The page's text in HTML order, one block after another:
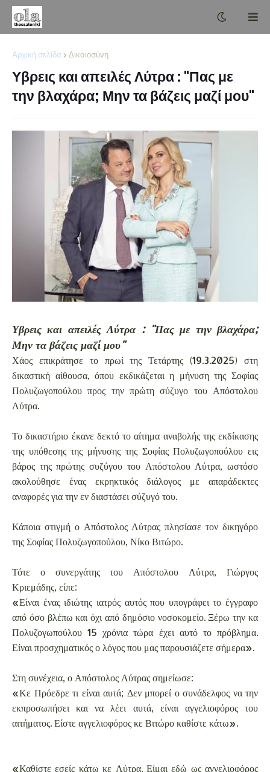
Αρχική σελίδα Δικαιοσύνη
Υβρεις και απειλές Λύτρα : "Πας με
την βλαχάρα; Μην τα βάζεις μαζί μου"
Υβρεις και απειλές Λύτρα : "Πας με την βλαχάρα;
Μην τα βάζεις μαζί μου"
Χάος επικράτησε το πρωί της Τετάρτης (19.3.2025) στη
δικαστική αίθουσα, όπου εκδικάζεται η μήνυση της Σοφίας
Πολυζωγοπούλου προς την πρώτη σύζυγο του Απόστολου
Λύτρα.
Το δικαστήριο έκανε δεκτό το αίτημα αναβολής της εκδίκασης
της υπόθεσης της μήνυσης της Σοφίας Πολυζωγοπούλου εις
βάρος της πρώτης συζύγου του Απόστολου Λύτρα, ωστόσο
ακολούθησε ένας εκρηκτικός διάλογος με απαράδεκτες
αναφορές για την εν διαστάσει σύζυγό του.
Κάποια στιγμή ο Απόστολος Λύτρας πλησίασε τον δικηγόρο
της Σοφίας Πολυζωγοπούλου, Νίκο Βιτώρο.
Τότε ο συνεργάτης του Απόστολου Λύτρα, Γιώργος
Κριεμάδης, είπε:
«Είναι ένας ιδιώτης ιατρός αυτός που υπογράφει το έγγραφο
από όσο βλέπω και όχι από δημόσιο νοσοκομείο. Ξέρω την κα
Πολυζογωπούλου 15 χρόνια τώρα έχει αυτό το πρόβλημα.
Είναι προσχηματικός ο λόγος που μας παρουσιάζετε σήμερα».
Στη συνέχεια, ο Απόστολος Λύτρας σημείωσε:
«Κε Πρόεδρε τι είναι αυτά; Δεν μπορεί ο συνάδελφος να την
εκπροσωπήσει και να λέει αυτά, είναι αγγελιοφόρος του
αιτήματος. Είστε αγγελιοφόρος κε Βιτώρο καθίστε κάτω».
«Καθίστε εσείς κάτω κε Λύτρα. Είμαι εδώ ως αγγελιοφόρος